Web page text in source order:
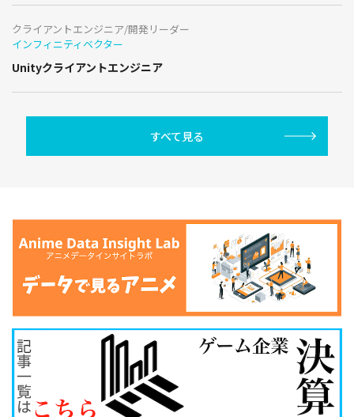
クライアントエンジニア/開発リーダー
インフィニティベクター
Unityクライアントエンジニア
すべて見る